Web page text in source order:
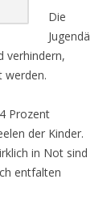
Die
Jugendä
verhindern,
werden.
Prozent
der Kinder.
in Not sind
entfalten